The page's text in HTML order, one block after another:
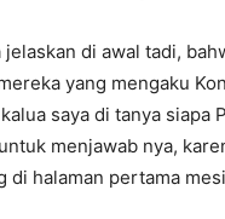
di awal tadi,
yang mengaku
saya di tanya siapa
menjawab nya,
di halaman pertama